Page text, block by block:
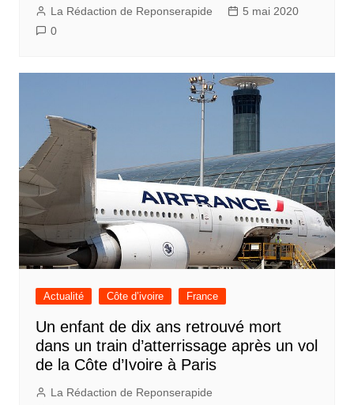
La Rédaction de Reponserapide
5 mai 2020
0
Actualité Côte d’ivoire France
Un enfant de dix ans retrouvé mort
dans un train d’atterrissage après un vol
de la Côte d’Ivoire à Paris
La Rédaction de Reponserapide